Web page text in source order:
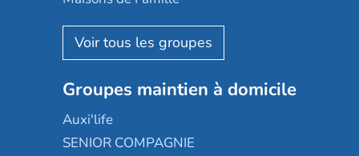
Aquarelia
Nexity edenea
Les jardins d'Arcadie
Occitalia
Appartseniors
Korian
Emera
Groupe SOS
Le Noble Âge
Almage
Groupes maintien à domicile
Auxi'life
SENIOR COMPAGNIE